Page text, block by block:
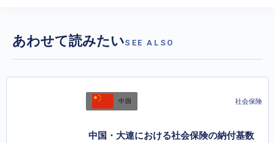
あわせて読みたいSEE ALSO
中国 社会保険
中国・大連における社会保険の納付基数